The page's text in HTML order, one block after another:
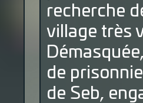
recherche
village très
de
de Seb,